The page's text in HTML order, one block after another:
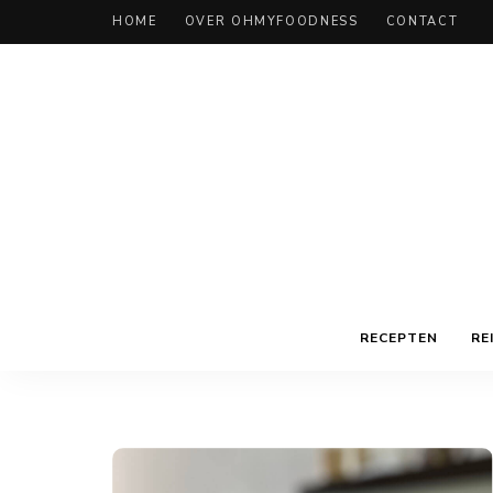
HOME OVER OHMYFOODNESS CONTACT
RECEPTEN